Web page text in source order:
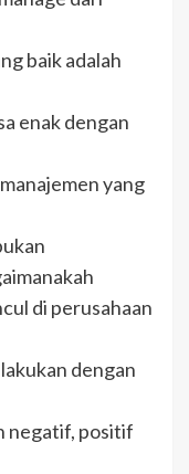
baik adalah
enak dengan
yang
di perusahaan
dengan
negatif, positif